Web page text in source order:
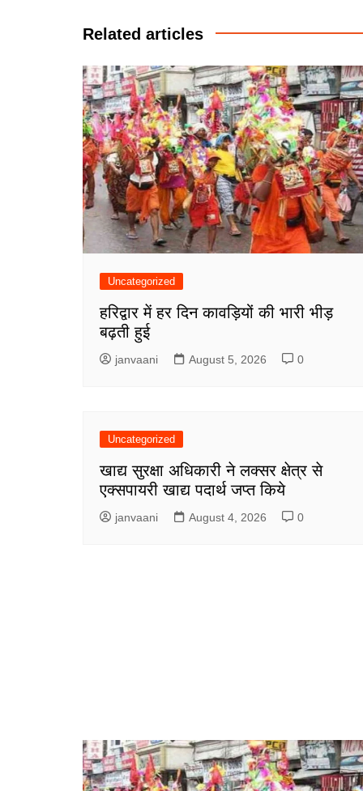
Related articles
Uncategorized
हरिद्वार में हर दिन कावड़ियों की भारी भीड़
बढ़ती हुई
janvaani August 5, 2026 0
Uncategorized
खाद्य सुरक्षा अधिकारी ने लक्सर क्षेत्र से
एक्सपायरी खाद्य पदार्थ जप्त किये
janvaani August 4, 2026 0